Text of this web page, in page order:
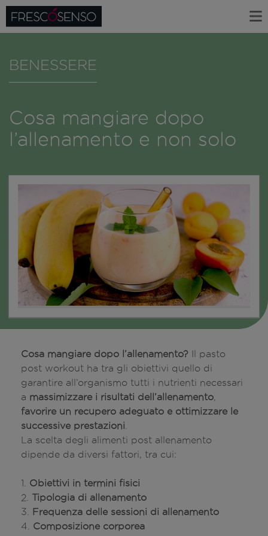
BENESSERE
Cosa mangiare dopo
l’allenamento e non solo
Cosa mangiare dopo l’allenamento? Il pasto
post workout ha tra gli obiettivi quello di
garantire all’organismo tutti i nutrienti necessari
a massimizzare i risultati dell’allenamento
favorire un recupero adeguato e ottimizzare le
successive prestazioni
La scelta degli alimenti post allenamento
dipende da diversi fattori, tra cui:
1. Obiettivi in termini fisici
2. Tipologia di allenamento
3.
Frequenza delle sessioni di allenamento
4. Composizione corporea